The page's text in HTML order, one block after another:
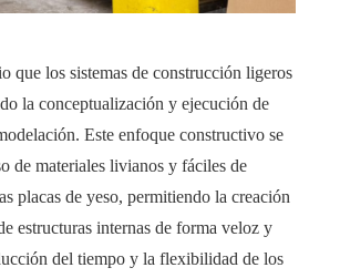
que los sistemas de construcción ligeros
la conceptualización y ejecución de
Este enfoque constructivo se
de materiales livianos y fáciles de
placas de yeso, permitiendo la creación
estructuras internas de forma veloz y
del tiempo y la flexibilidad de los